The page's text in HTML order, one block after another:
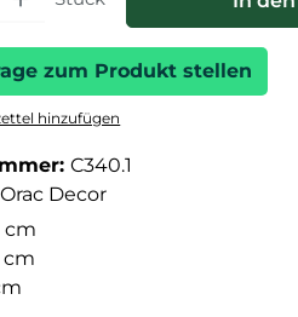
zum Produkt stellen
hinzufügen
C340.1
Orac Decor
cm
cm